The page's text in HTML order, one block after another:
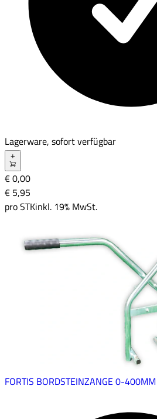
Lagerware, sofort verfügbar
€ 0,00
€ 5,95
proSTKinkl. 19% MwSt.
FORTIS BORDSTEINZANGE 0-